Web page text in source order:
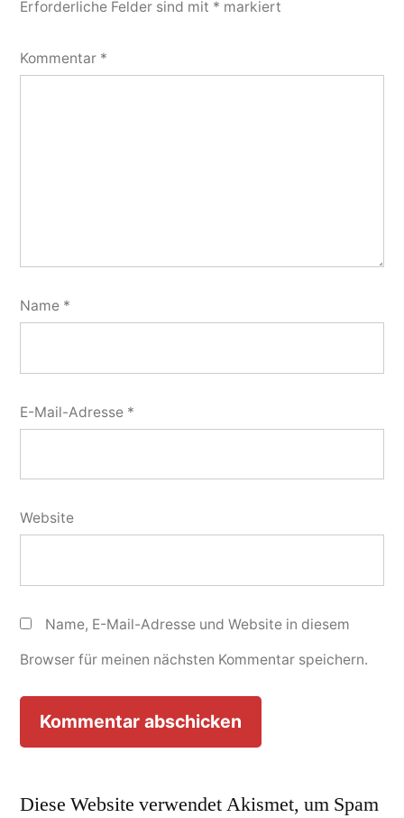
Erforderliche Felder sind mit * markiert
Kommentar *
Name *
E-Mail-Adresse *
Website
Name, E-Mail-Adresse und Website in diesem
Browser für meinen nächsten Kommentar speichern.
Diese Website verwendet Akismet, um Spam